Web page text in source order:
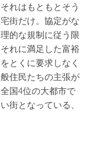
れはもともとそう
街だけ。協定がな
的な規制に従う限
れに満足した富裕
とくに要求しなく
住民たちの主張が
国4位の大都市で
街となっている、